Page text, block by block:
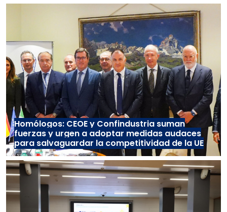
Homólogos: CEOE y Confindustria suman
fuerzas y urgen a adoptar medidas audaces
para salvaguardar la competitividad de la UE